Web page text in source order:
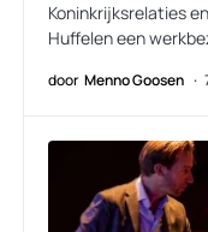
Koninkrijksrelaties
Huffelen een
door Menno Goosen